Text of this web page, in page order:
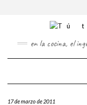
en la cocina, el
17 de marzo de 2011